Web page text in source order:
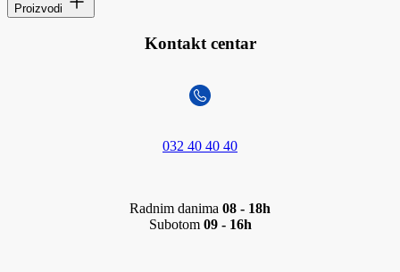
Proizvodi
Kontakt centar
032 40 40 40
Radnim danima 08 - 18h
Subotom 09 - 16h